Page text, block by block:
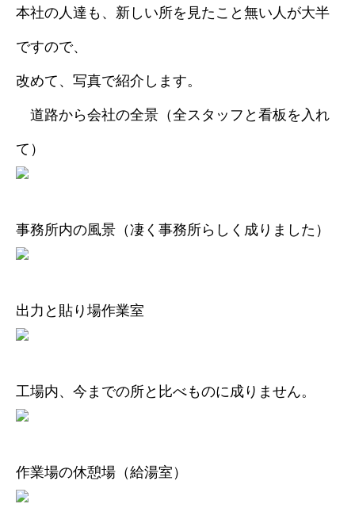
本社の人達も、新しい所を見たこと無い人が大半
ですので、
改めて、写真で紹介します。
道路から会社の全景（全スタッフと看板を入れ
て）
事務所内の風景（凄く事務所らしく成りました）
出力と貼り場作業室
工場内、今までの所と比べものに成りません。
作業場の休憩場（給湯室）